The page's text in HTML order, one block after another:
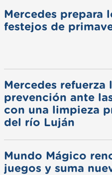
Mercedes prepara
festejos de
Mercedes refuerza
prevención ante
con una limpieza
del río Luján
Mundo Mágico
juegos y suma